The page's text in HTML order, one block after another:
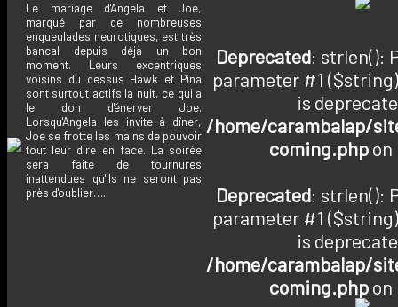
Le mariage d'Angela et Joe,
marqué par de nombreuses
engueulades neurotiques, est très
bancal depuis déjà un bon
moment. Leurs excentriques
voisins du dessus Hawk et Pina
sont surtout actifs la nuit, ce qui a
le don d'énerver Joe.
Lorsqu'Angela les invite à dîner,
Joe se frotte les mains de pouvoir
tout leur dire en face. La soirée
sera faite de tournures
inattendues qu'ils ne seront pas
près d'oublier….
Deprecated: strlen():
parameter #1
is
/home/carambalap/
coming.phpon
Deprecated: strlen():
parameter #1
is
/home/carambalap/
coming.php